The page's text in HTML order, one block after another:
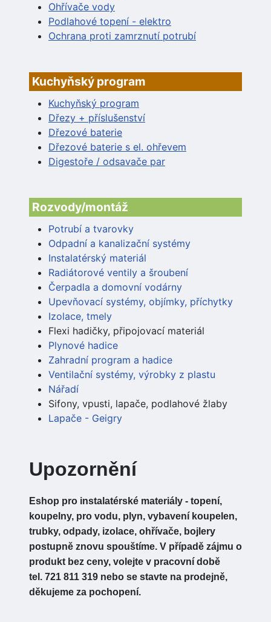
Ohřívače vody
Podlahové topení - elektro
Ochrana proti zamrznutí potrubí
Kuchyňský program
Kuchyňský program
Dřezy + příslušenství
Dřezové baterie
Dřezové baterie s el. ohřevem
Digestoře / odsavače par
Rozvody/montáž
Potrubí a tvarovky
Odpadní a kanalizační systémy
Instalatérský materiál
Radiátorové ventily a šroubení
Čerpadla a domovní vodárny
Upevňovací systémy, objímky, příchytky
Izolace, tmely
Flexi hadičky, připojovací materiál
Plynové hadice
Zahradní program a hadice
Ventilační systémy, výrobky z plastu
Nářadí
Sifony, vpusti, lapače, podlahové žlaby
Lapače - Geigry
Upozornění
Eshop pro instalatérské materiály - topení,
koupelny, pro vodu, plyn, vybavení koupelen,
trubky, odpady, izolace, ohřívače, bojlery
postupně znovu spouštíme. V případě zájmu o
produkt bez ceny, volejte v pracovní době
tel. 721 811 319 nebo se stavte na prodejně,
děkujeme za pochopení.